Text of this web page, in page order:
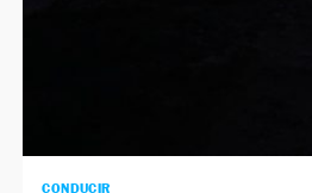
CONDUCIR